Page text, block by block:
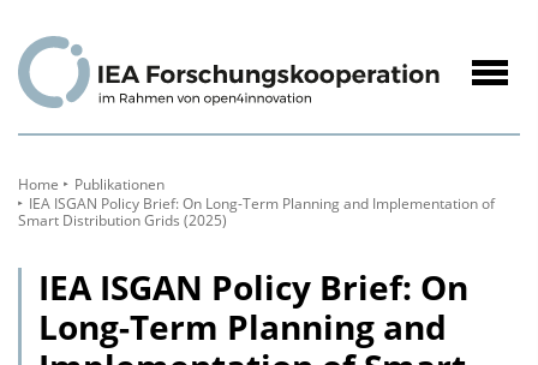
Inhalt
Home
Publikationen
IEA ISGAN​​ ​Policy Brief: On Long-Term Planning and Implementation of
Smart Distribution Grids (2025)
IEA ISGAN​​ ​Policy Brief: On
Long-Term Planning and